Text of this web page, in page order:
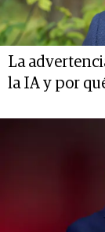
La
la IA y por